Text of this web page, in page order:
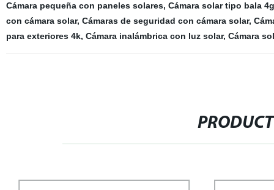
Cámara pequeña con paneles solares, Cámara solar tipo bala
con cámara solar, Cámaras de seguridad con cámara solar,
para exteriores 4k, Cámara inalámbrica con luz solar, Cámara